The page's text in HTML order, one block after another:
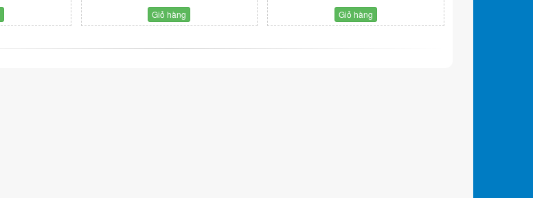
Giỏ hàng Giỏ hàng